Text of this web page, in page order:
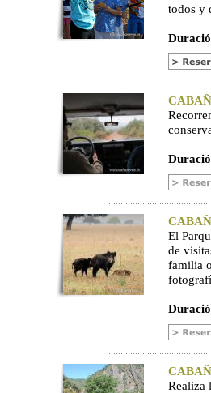
todos y
El
de
familia
Realiza